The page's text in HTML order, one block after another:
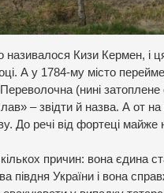
називалося Кизи Кермен, і
А у 1784-му місто
(нині затоплене
– звідти й назва. А от
До речі від фортеці
причин: вона єдина
півдня України і вона